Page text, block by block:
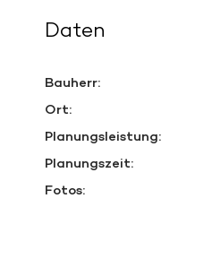
Daten
Bauherr:
Ort:
Planungsleistung:
Planungszeit:
Fotos: